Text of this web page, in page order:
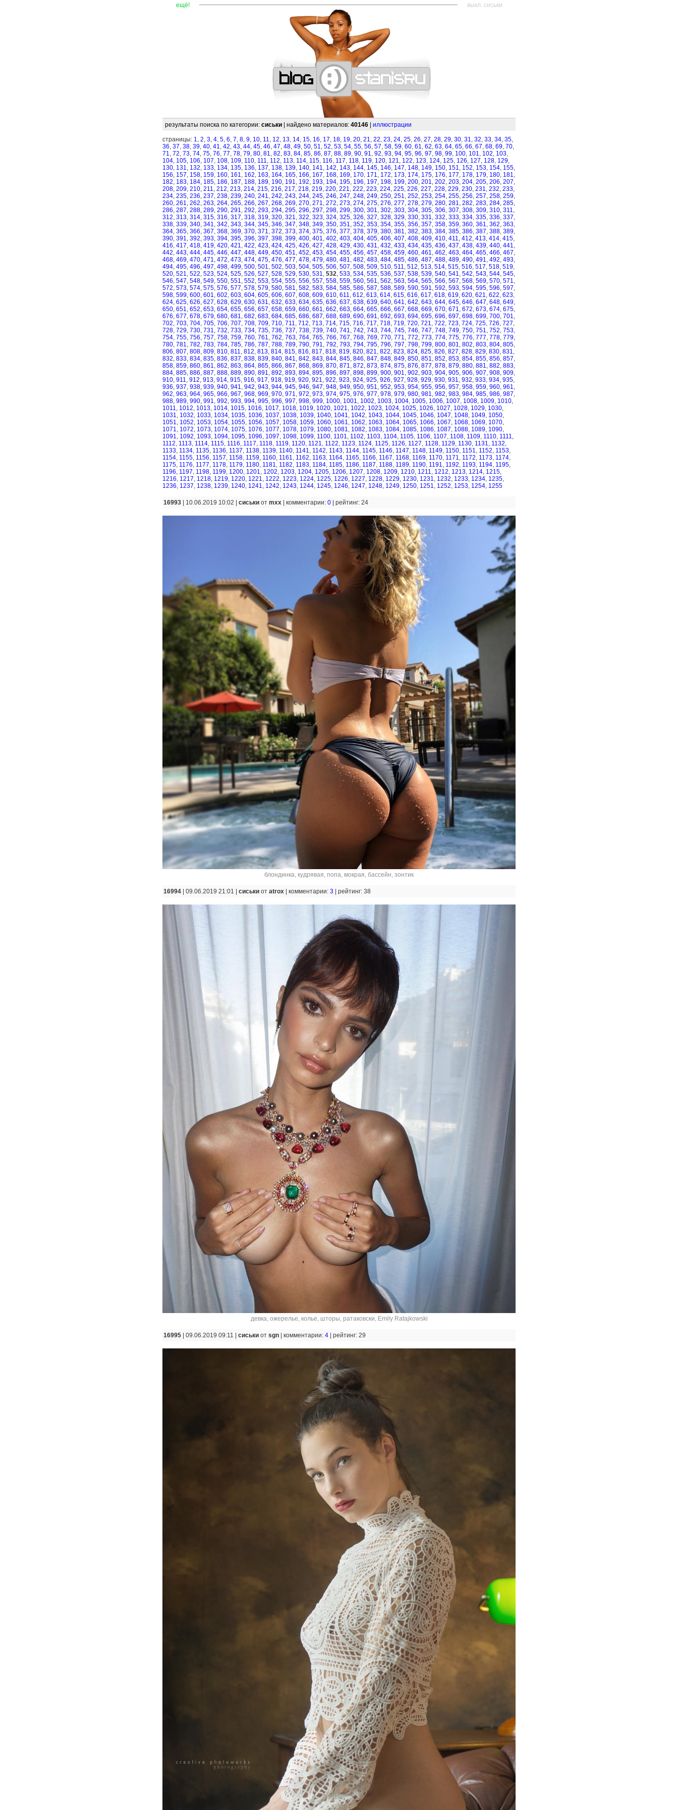
ещё! ———————————————————————————————— выкл. сиськи
результаты поиска по категории: сиськи | найдено материалов: 40146 иллюстрации
страницы: 1, 2, 3, 4, 5, 6, 7, 8, 9, 10, 11, 12, 13, 14, 15, 16, 17, 18, 19, 20, 21, 22, 23, 24, 25, 26, 27, 28, 29, 30, 31, 32, 33, 34, 35,
36, 37, 38, 39, 40, 41, 42, 43, 44, 45, 46, 47, 48, 49, 50, 51, 52, 53, 54, 55, 56, 57, 58, 59, 60, 61, 62, 63, 64, 65, 66, 67, 68, 69, 70,
71, 72, 73, 74, 75, 76, 77, 78, 79, 80, 81, 82, 83, 84, 85, 86, 87, 88, 89, 90, 91, 92, 93, 94, 95, 96, 97, 98, 99, 100, 101, 102, 103,
104, 105, 106, 107, 108, 109, 110, 111, 112, 113, 114, 115, 116, 117, 118, 119, 120, 121, 122, 123, 124, 125, 126, 127, 128, 129,
130, 131, 132, 133, 134, 135, 136, 137, 138, 139, 140, 141, 142, 143, 144, 145, 146, 147, 148, 149, 150, 151, 152, 153, 154, 155,
156, 157, 158, 159, 160, 161, 162, 163, 164, 165, 166, 167, 168, 169, 170, 171, 172, 173, 174, 175, 176, 177, 178, 179, 180, 181,
182, 183, 184, 185, 186, 187, 188, 189, 190, 191, 192, 193, 194, 195, 196, 197, 198, 199, 200, 201, 202, 203, 204, 205, 206, 207,
208, 209, 210, 211, 212, 213, 214, 215, 216, 217, 218, 219, 220, 221, 222, 223, 224, 225, 226, 227, 228, 229, 230, 231, 232, 233,
234, 235, 236, 237, 238, 239, 240, 241, 242, 243, 244, 245, 246, 247, 248, 249, 250, 251, 252, 253, 254, 255, 256, 257, 258, 259,
260, 261, 262, 263, 264, 265, 266, 267, 268, 269, 270, 271, 272, 273, 274, 275, 276, 277, 278, 279, 280, 281, 282, 283, 284, 285,
286, 287, 288, 289, 290, 291, 292, 293, 294, 295, 296, 297, 298, 299, 300, 301, 302, 303, 304, 305, 306, 307, 308, 309, 310, 311,
312, 313, 314, 315, 316, 317, 318, 319, 320, 321, 322, 323, 324, 325, 326, 327, 328, 329, 330, 331, 332, 333, 334, 335, 336, 337,
338, 339, 340, 341, 342, 343, 344, 345, 346, 347, 348, 349, 350, 351, 352, 353, 354, 355, 356, 357, 358, 359, 360, 361, 362, 363,
364, 365, 366, 367, 368, 369, 370, 371, 372, 373, 374, 375, 376, 377, 378, 379, 380, 381, 382, 383, 384, 385, 386, 387, 388, 389,
390, 391, 392, 393, 394, 395, 396, 397, 398, 399, 400, 401, 402, 403, 404, 405, 406, 407, 408, 409, 410, 411, 412, 413, 414, 415,
416, 417, 418, 419, 420, 421, 422, 423, 424, 425, 426, 427, 428, 429, 430, 431, 432, 433, 434, 435, 436, 437, 438, 439, 440, 441,
442, 443, 444, 445, 446, 447, 448, 449, 450, 451, 452, 453, 454, 455, 456, 457, 458, 459, 460, 461, 462, 463, 464, 465, 466, 467,
468, 469, 470, 471, 472, 473, 474, 475, 476, 477, 478, 479, 480, 481, 482, 483, 484, 485, 486, 487, 488, 489, 490, 491, 492, 493,
494, 495, 496, 497, 498, 499, 500, 501, 502, 503, 504, 505, 506, 507, 508, 509, 510, 511, 512, 513, 514, 515, 516, 517, 518, 519,
520, 521, 522, 523, 524, 525, 526, 527, 528, 529, 530, 531, 532, 533, 534, 535, 536, 537, 538, 539, 540, 541, 542, 543, 544, 545,
546, 547, 548, 549, 550, 551, 552, 553, 554, 555, 556, 557, 558, 559, 560, 561, 562, 563, 564, 565, 566, 567, 568, 569, 570, 571,
572, 573, 574, 575, 576, 577, 578, 579, 580, 581, 582, 583, 584, 585, 586, 587, 588, 589, 590, 591, 592, 593, 594, 595, 596, 597,
598, 599, 600, 601, 602, 603, 604, 605, 606, 607, 608, 609, 610, 611, 612, 613, 614, 615, 616, 617, 618, 619, 620, 621, 622, 623,
624, 625, 626, 627, 628, 629, 630, 631, 632, 633, 634, 635, 636, 637, 638, 639, 640, 641, 642, 643, 644, 645, 646, 647, 648, 649,
650, 651, 652, 653, 654, 655, 656, 657, 658, 659, 660, 661, 662, 663, 664, 665, 666, 667, 668, 669, 670, 671, 672, 673, 674, 675,
676, 677, 678, 679, 680, 681, 682, 683, 684, 685, 686, 687, 688, 689, 690, 691, 692, 693, 694, 695, 696, 697, 698, 699, 700, 701,
702, 703, 704, 705, 706, 707, 708, 709, 710, 711, 712, 713, 714, 715, 716, 717, 718, 719, 720, 721, 722, 723, 724, 725, 726, 727,
728, 729, 730, 731, 732, 733, 734, 735, 736, 737, 738, 739, 740, 741, 742, 743, 744, 745, 746, 747, 748, 749, 750, 751, 752, 753,
754, 755, 756, 757, 758, 759, 760, 761, 762, 763, 764, 765, 766, 767, 768, 769, 770, 771, 772, 773, 774, 775, 776, 777, 778, 779,
780, 781, 782, 783, 784, 785, 786, 787, 788, 789, 790, 791, 792, 793, 794, 795, 796, 797, 798, 799, 800, 801, 802, 803, 804, 805,
806, 807, 808, 809, 810, 811, 812, 813, 814, 815, 816, 817, 818, 819, 820, 821, 822, 823, 824, 825, 826, 827, 828, 829, 830, 831,
832, 833, 834, 835, 836, 837, 838, 839, 840, 841, 842, 843, 844, 845, 846, 847, 848, 849, 850, 851, 852, 853, 854, 855, 856, 857,
858, 859, 860, 861, 862, 863, 864, 865, 866, 867, 868, 869, 870, 871, 872, 873, 874, 875, 876, 877, 878, 879, 880, 881, 882, 883,
884, 885, 886, 887, 888, 889, 890, 891, 892, 893, 894, 895, 896, 897, 898, 899, 900, 901, 902, 903, 904, 905, 906, 907, 908, 909,
910, 911, 912, 913, 914, 915, 916, 917, 918, 919, 920, 921, 922, 923, 924, 925, 926, 927, 928, 929, 930, 931, 932, 933, 934, 935,
936, 937, 938, 939, 940, 941, 942, 943, 944, 945, 946, 947, 948, 949, 950, 951, 952, 953, 954, 955, 956, 957, 958, 959, 960, 961,
962, 963, 964, 965, 966, 967, 968, 969, 970, 971, 972, 973, 974, 975, 976, 977, 978, 979, 980, 981, 982, 983, 984, 985, 986, 987,
988, 989, 990, 991, 992, 993, 994, 995, 996, 997, 998, 999, 1000, 1001, 1002, 1003, 1004, 1005, 1006, 1007, 1008, 1009, 1010,
1011, 1012, 1013, 1014, 1015, 1016, 1017, 1018, 1019, 1020, 1021, 1022, 1023, 1024, 1025, 1026, 1027, 1028, 1029, 1030,
1031, 1032, 1033, 1034, 1035, 1036, 1037, 1038, 1039, 1040, 1041, 1042, 1043, 1044, 1045, 1046, 1047, 1048, 1049, 1050,
1051, 1052, 1053, 1054, 1055, 1056, 1057, 1058, 1059, 1060, 1061, 1062, 1063, 1064, 1065, 1066, 1067, 1068, 1069, 1070,
1071, 1072, 1073, 1074, 1075, 1076, 1077, 1078, 1079, 1080, 1081, 1082, 1083, 1084, 1085, 1086, 1087, 1088, 1089, 1090,
1091, 1092, 1093, 1094, 1095, 1096, 1097, 1098, 1099, 1100, 1101, 1102, 1103, 1104, 1105, 1106, 1107, 1108, 1109, 1110, 1111,
1112, 1113, 1114, 1115, 1116, 1117, 1118, 1119, 1120, 1121, 1122, 1123, 1124, 1125, 1126, 1127, 1128, 1129, 1130, 1131, 1132,
1133, 1134, 1135, 1136, 1137, 1138, 1139, 1140, 1141, 1142, 1143, 1144, 1145, 1146, 1147, 1148, 1149, 1150, 1151, 1152, 1153,
1154, 1155, 1156, 1157, 1158, 1159, 1160, 1161, 1162, 1163, 1164, 1165, 1166, 1167, 1168, 1169, 1170, 1171, 1172, 1173, 1174,
1175, 1176, 1177, 1178, 1179, 1180, 1181, 1182, 1183, 1184, 1185, 1186, 1187, 1188, 1189, 1190, 1191, 1192, 1193, 1194, 1195,
1196, 1197, 1198, 1199, 1200, 1201, 1202, 1203, 1204, 1205, 1206, 1207, 1208, 1209, 1210, 1211, 1212, 1213, 1214, 1215,
1216, 1217, 1218, 1219, 1220, 1221, 1222, 1223, 1224, 1225, 1226, 1227, 1228, 1229, 1230, 1231, 1232, 1233, 1234, 1235,
1236, 1237, 1238, 1239, 1240, 1241, 1242, 1243, 1244, 1245, 1246, 1247, 1248, 1249, 1250, 1251, 1252, 1253, 1254, 1255
16993 | 10.06.2019 10:02 | сиськи от mxx комментарии: 0 рейтинг: 24
блондинка, кудрявая, попа, мокрая, бассейн, зонтик
16994 | 09.06.2019 21:01 | сиськи от atrox комментарии: 3 рейтинг: 38
девка, ожерелье, колье, шторы, ратаковски, Emily Ratajkowski
16995 | 09.06.2019 09:11 | сиськи от sgn комментарии: 4 рейтинг: 29